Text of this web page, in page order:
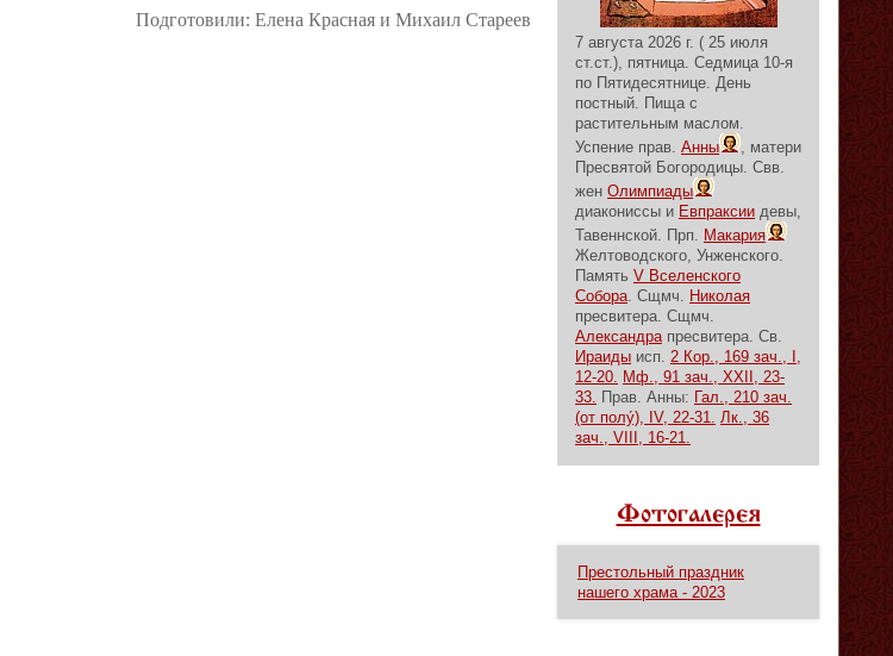
Подготовили: Елена Красная и Михаил Стареев
7 августа 2026 г. ( 25 июля
ст.ст.), пятница. Седмица 10-я
по Пятидесятнице. День
постный. Пища с
растительным маслом.
Успение прав. Анны
, матери
Пресвятой Богородицы. Свв.
жен Олимпиады
диакониссы и Евпраксии девы,
Тавеннской. Прп. Макария
Желтоводского, Унженского.
Память V Вселенского
Собора. Сщмч. Николая
пресвитера. Сщмч.
Александрапресвитера. Св.
Ираиды исп. 2 Кор., 169 зач., I,
12-20. Мф., 91 зач., XXII, 23-
33. Прав. Анны: Гал., 210 зач.
(от полу́), IV, 22-31. Лк., 36
зач., VIII, 16-21.
Фотогалерея
Престольный праздник
нашего храма - 2023